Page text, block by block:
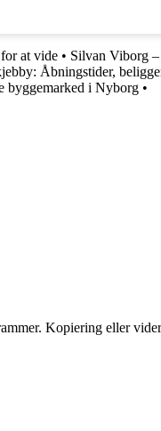
at vide • Silvan Viborg
Åbningstider,
byggemarked i Nyborg •
Kopiering eller